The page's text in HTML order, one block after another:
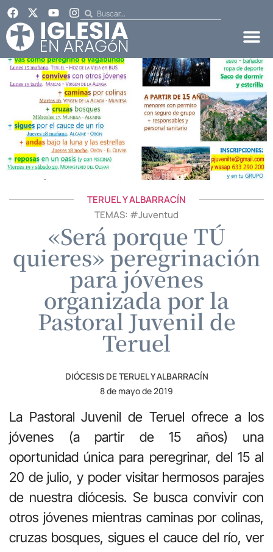
TERUEL Y ALBARRACÍN
TEMAS: #Juventud
«Será porque TÚ
quieres» peregrinación
para jóvenes
organizada por la
Pastoral Juvenil de
Teruel
DIÓCESIS DE TERUEL Y ALBARRACÍN
8 de mayo de 2019
La Pastoral Juvenil de Teruel ofrece a los
jóvenes (a partir de 15 años) una
oportunidad única para peregrinar, del 15 al
20 de julio, y poder visitar hermosos parajes
de nuestra diócesis. Se busca convivir con
otros jóvenes mientras caminas por colinas,
cruzas bosques, sigues el cauce del río, ver